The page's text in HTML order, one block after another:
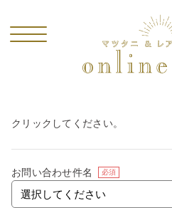
確認画面
クリックしてください。
お問い合わせ件名 必須